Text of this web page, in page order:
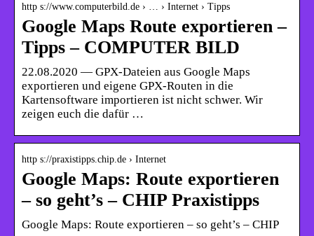
http s://www.computerbild.de › … › Internet › Tipps
Google Maps Route exportieren –
Tipps – COMPUTER BILD
22.08.2020 — GPX-Dateien aus Google Maps
exportieren und eigene GPX-Routen in die
Kartensoftware importieren ist nicht schwer. Wir
zeigen euch die dafür …
http s://praxistipps.chip.de › Internet
Google Maps: Route exportieren
– so geht’s – CHIP Praxistipps
Google Maps: Route exportieren – so geht’s – CHIP